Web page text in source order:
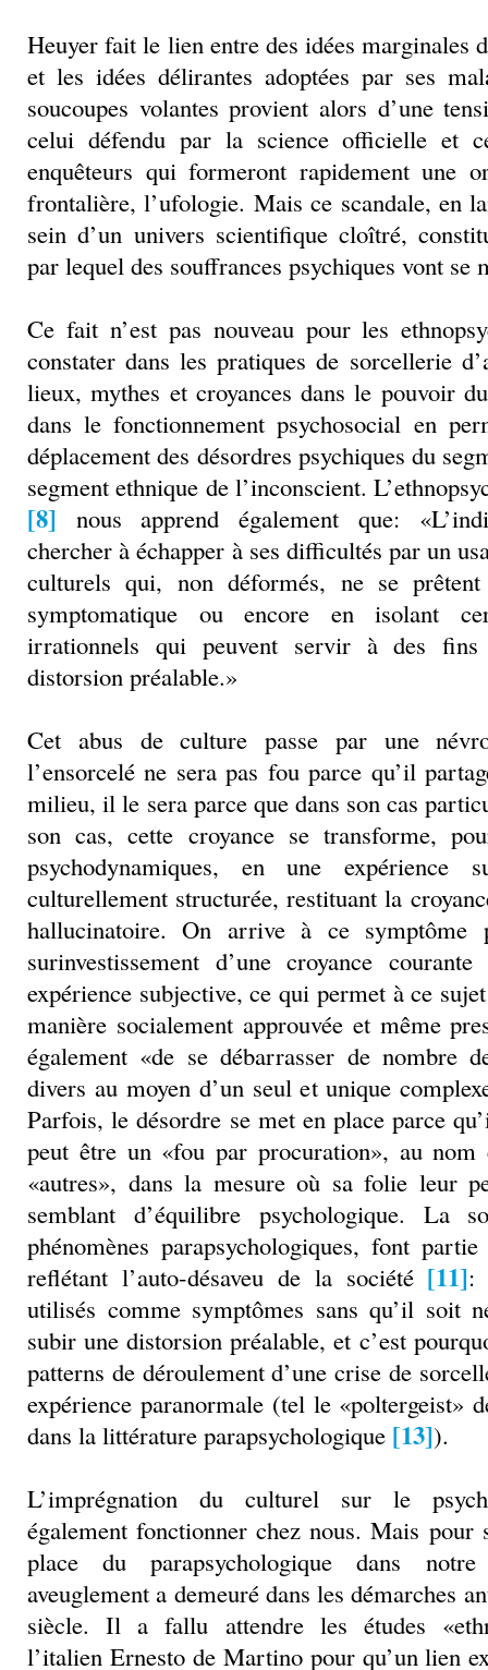
Heuyer fait le lien entre des idées marginales
et les idées délirantes adoptées par ses
soucoupes volantes provient alors d’une
celui défendu par la science officielle et
enquêteurs qui formeront rapidement une
frontalière, l’ufologie. Mais ce scandale, en
sein d’un univers scientifique cloîtré,
par lequel des souffrances psychiques vont se
Ce fait n’est pas nouveau pour les
constater dans les pratiques de sorcellerie
lieux, mythes et croyances dans le pouvoir
dans le fonctionnement psychosocial en
déplacement des désordres psychiques du
segment ethnique de l’inconscient.
[8] nous apprend également que:
chercher à échapper à ses difficultés par un
culturels qui, non déformés, ne se
symptomatique ou encore en isolant
irrationnels qui peuvent servir à des fins
distorsion préalable.»
Cet abus de culture passe par une
l’ensorcelé ne sera pas fou parce qu’il
milieu, il le sera parce que dans son cas
son cas, cette croyance se transforme,
psychodynamiques, en une expérience
culturellement structurée, restituant la
hallucinatoire. On arrive à ce symptôme
surinvestissement d’une croyance
expérience subjective, ce qui permet à ce
manière socialement approuvée et même
également «de se débarrasser de nombre
divers au moyen d’un seul et unique
Parfois, le désordre se met en place parce
peut être un «fou par procuration», au
«autres», dans la mesure où sa folie leur
semblant d’équilibre psychologique. La
phénomènes parapsychologiques, font
reflétant l’auto-désaveu de la société [11]:
utilisés comme symptômes sans qu’il soit
subir une distorsion préalable, et c’est
patterns de déroulement d’une crise de
expérience paranormale (tel le «poltergeist»
dans la littérature parapsychologique [13]).
L’imprégnation du culturel sur le
également fonctionner chez nous. Mais pour
place du parapsychologique dans
aveuglement a demeuré dans les démarches
siècle. Il a fallu attendre les études
l’italien Ernesto de Martino pour qu’un lien